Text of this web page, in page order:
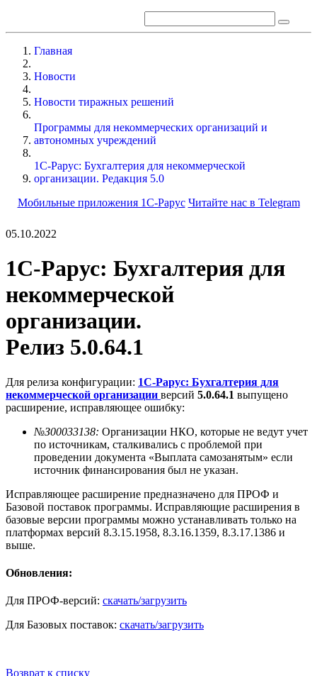
Главная
Новости
Новости тиражных решений
Программы для некоммерческих организаций и
автономных учреждений
1С-Рарус: Бухгалтерия для некоммерческой
организации. Редакция 5.0
Мобильные приложения 1С-Рарус Читайте нас в Telegram
05.10.2022
1С-Рарус: Бухгалтерия для
некоммерческой
организации.
Релиз 5.0.64.1
Для релиза конфигурации: 1С-Рарус: Бухгалтерия для
некоммерческой организации версий 5.0.64.1 выпущено
расширение, исправляющее ошибку:
№З00033138: Организации НКО, которые не ведут учет
по источникам, сталкивались с проблемой при
проведении документа «Выплата самозанятым» если
источник финансирования был не указан.
Исправляющее расширение предназначено для ПРОФ и
Базовой поставок программы. Исправляющие расширения в
базовые версии программы можно устанавливать только на
платформах версий 8.3.15.1958, 8.3.16.1359, 8.3.17.1386 и
выше.
Обновления:
Для ПРОФ-версий: скачать/загрузить
Для Базовых поставок: скачать/загрузить
Возврат к списку